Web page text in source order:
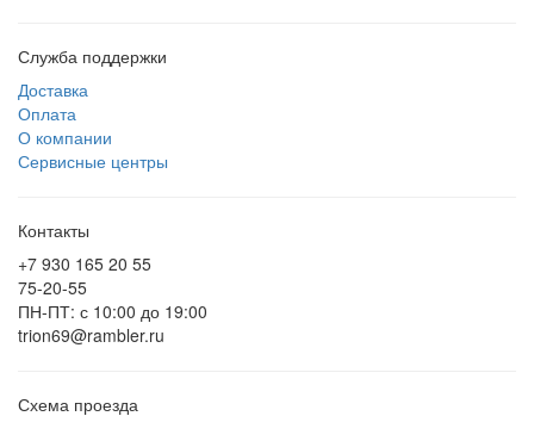
Служба поддержки
Доставка
Оплата
О компании
Сервисные центры
Контакты
+7 930 165 20 55
75-20-55
ПН-ПТ: с 10:00 до 19:00
trion69@rambler.ru
Схема проезда